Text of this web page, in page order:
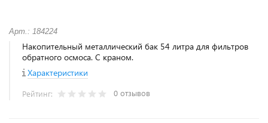
Арт.: 184224
Накопительный металлический бак 54 литра для фильтров
обратного осмоса. С краном.
Характеристики
Рейтинг: 0 отзывов